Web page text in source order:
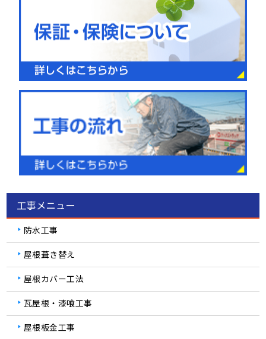
工事メニュー
防水工事
屋根葺き替え
屋根カバー工法
瓦屋根・漆喰工事
屋根板金工事